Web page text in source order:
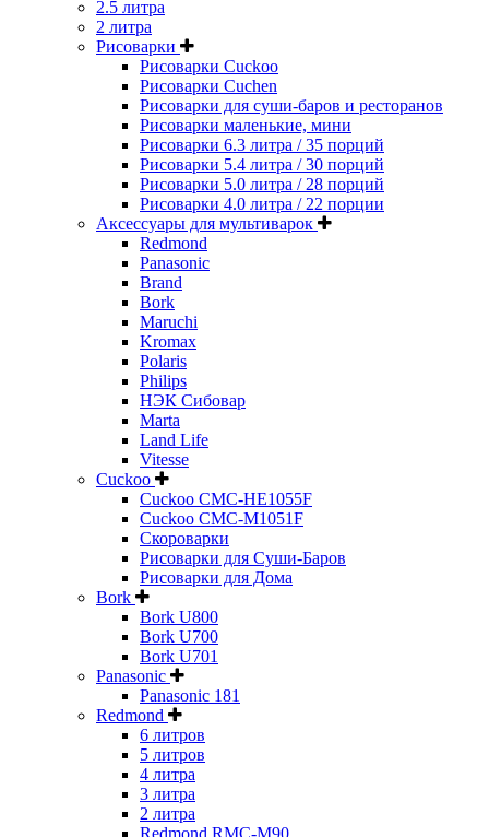
2.5 литра
2 литра
Рисоварки
Рисоварки Cuckoo
Рисоварки Cuchen
Рисоварки для суши-баров и ресторанов
Рисоварки маленькие, мини
Рисоварки 6.3 литра / 35 порций
Рисоварки 5.4 литра / 30 порций
Рисоварки 5.0 литра / 28 порций
Рисоварки 4.0 литра / 22 порции
Аксессуары для мультиварок
Redmond
Panasonic
Brand
Bork
Maruchi
Kromax
Polaris
Philips
НЭК Сибовар
Marta
Land Life
Vitesse
Cuckoo
Cuckoo CMC-HE1055F
Cuckoo CMC-M1051F
Скороварки
Рисоварки для Суши-Баров
Рисоварки для Дома
Bork
Bork U800
Bork U700
Bork U701
Panasonic
Panasonic 181
Redmond
6 литров
5 литров
4 литра
3 литра
2 литра
Redmond RMC-M90